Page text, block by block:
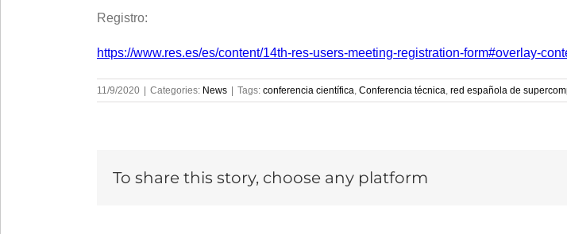
Registro:
https://www.res.es/es/content/14th-res-users-meeting-registration-form#overlay-
11/9/2020 Categories: News Tags: conferencia científica, Conferencia técnica, red española de
To share this story, choose any platform